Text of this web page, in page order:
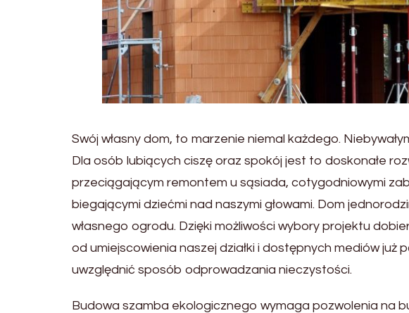
Swój własny dom, to marzenie niemal każdego.
Dla osób lubiących ciszę oraz spokój jest to doskonałe
przeciągającym remontem u sąsiada, cotygodniowymi
biegającymi dziećmi nad naszymi głowami. Dom
własnego ogrodu. Dzięki możliwości wybory projektu
od umiejscowienia naszej działki i dostępnych mediów
uwzględnić sposób odprowadzania nieczystości.
Budowa szamba ekologicznego wymaga pozwolenia na